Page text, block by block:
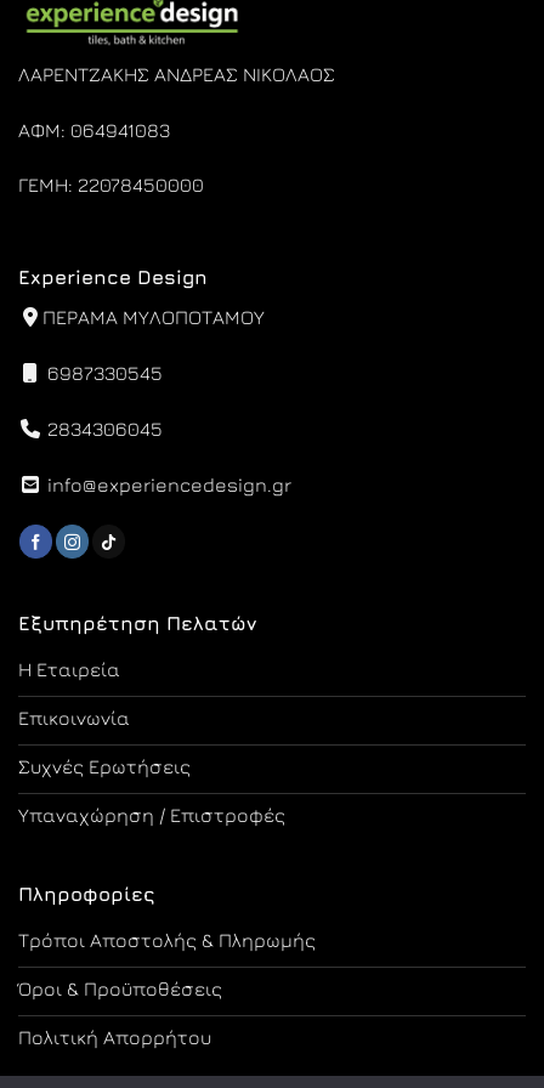
ΛΑΡΕΝΤΖΑΚΗΣ ΑΝΔΡΕΑΣ ΝΙΚΟΛΑΟΣ
ΑΦΜ: 064941083
ΓΕΜΗ: 22078450000
Εξυπηρέτηση Πελατών
Η Εταιρεία
Επικοινωνία
Συχνές Ερωτήσεις
Υπαναχώρηση / Επιστροφές
Πληροφορίες
Τρόποι Αποστολής & Πληρωμής
Όροι & Προϋποθέσεις
Πολιτική Απορρήτου
Experience Design
ΠΕΡΑΜΑ ΜΥΛΟΠΟΤΑΜΟΥ
6987330545
2834306045
info@experiencedesign.gr